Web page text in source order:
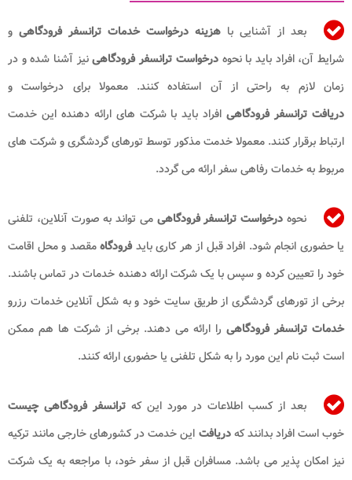
بعد از آشنایی با هزینه درخواست خدمات​ ترانسفر فرودگاهی و
شرایط آن، افراد باید با نحوهدرخواست ترانسفر فرودگاهینیز آشنا شده و در
زمان لازم به راحتی از آن استفاده کنند. معمولا برای درخواست و
دریافت ترانسفر فرودگاهیافراد باید با شرکت های ارائه دهنده این خدمت
ارتباط برقرار کنند. معمولا خدمت مذکور توسط تورهای گردشگری و شرکت های
مربوط به خدمات رفاهی سفر ارائه می گردد.
نحوه درخواست ترانسفر فرودگاهی می تواند به صورت آنلاین، تلفنی
یا حضوری انجام شود. افراد قبل از هر کاری بایدفرودگاهمقصد و محل اقامت
خود را تعیین کرده و سپس با یک شرکت ارائه دهنده خدمات در تماس باشند.
برخی از تورهای گردشگری از طریق سایت خود و به شکل آنلاین خدمات رزرو
خدمات ترانسفر فرودگاهی را ارائه می دهند. برخی از شرکت ها هم ممکن
است ثبت نام این مورد را به شکل تلفنی یا حضوری ارائه کنند.
بعد از کسب اطلاعات در مورد این کهترانسفر فرودگاهی چیست
خوب است افراد بدانند کهدریافت این خدمت در کشورهای خارجی مانند ترکیه
نیز امکان پذیر می باشد. مسافران قبل از سفر خود، با مراجعه به یک شرکت